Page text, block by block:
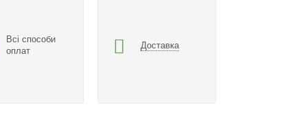
Всі способи
оплат
Доставка